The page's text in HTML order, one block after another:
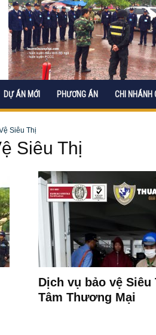
DỰ ÁN MỚI PHƯƠNG ÁN CHI NHÁNH
Siêu Thị
Siêu Thị
Dịch vụ bảo vệ Siêu
Tâm Thương Mại